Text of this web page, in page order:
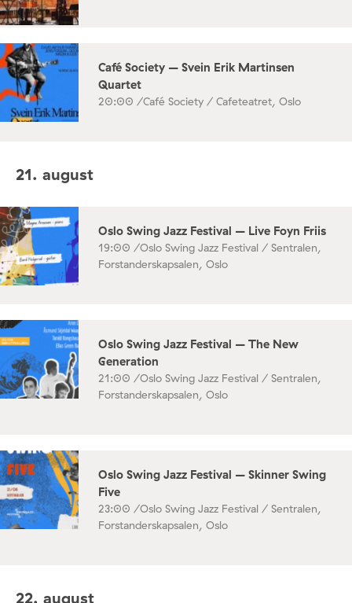
Café Society – Svein Erik Martinsen
Quartet
20:00 /Café Society / Cafeteatret, Oslo
21. august
Oslo Swing Jazz Festival – Live Foyn Friis
19:00 /Oslo Swing Jazz Festival / Sentralen,
Forstanderskapsalen, Oslo
Oslo Swing Jazz Festival – The New
Generation
21:00 /Oslo Swing Jazz Festival / Sentralen,
Forstanderskapsalen, Oslo
Oslo Swing Jazz Festival – Skinner Swing
Five
23:00 /Oslo Swing Jazz Festival / Sentralen,
Forstanderskapsalen, Oslo
22. august